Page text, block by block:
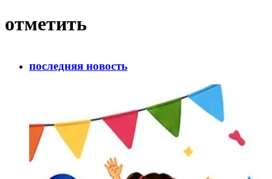
отметить
последняя новость